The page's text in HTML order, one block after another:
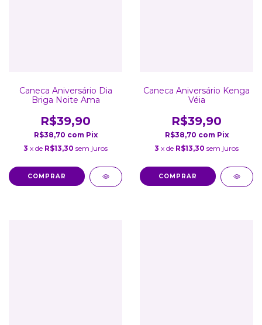
Caneca Aniversário Dia
Briga Noite Ama
R$39,90
R$38,70 com Pix
3 x de R$13,30 sem juros
COMPRAR
Caneca Aniversário Kenga
Véia
R$39,90
R$38,70 com Pix
3 x de R$13,30 sem juros
COMPRAR